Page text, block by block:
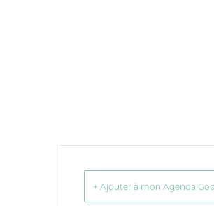
+ Ajouter à mon Agenda